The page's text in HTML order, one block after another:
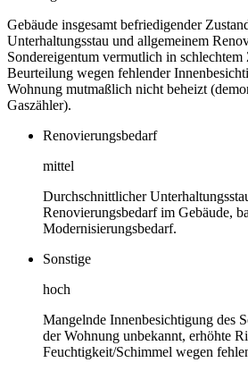
Gebäude insgesamt befriedigender
Unterhaltungsstau und allgemeinem
Sondereigentum vermutlich in schlechtem
Beurteilung wegen fehlender
Wohnung mutmaßlich nicht beheizt
Gaszähler).
Renovierungsbedarf
mittel
Durchschnittlicher
Renovierungsbedarf im Gebäude,
Modernisierungsbedarf.
Sonstige
hoch
Mangelnde Innenbesichtigung des
der Wohnung unbekannt, erhöhte
Feuchtigkeit/Schimmel wegen